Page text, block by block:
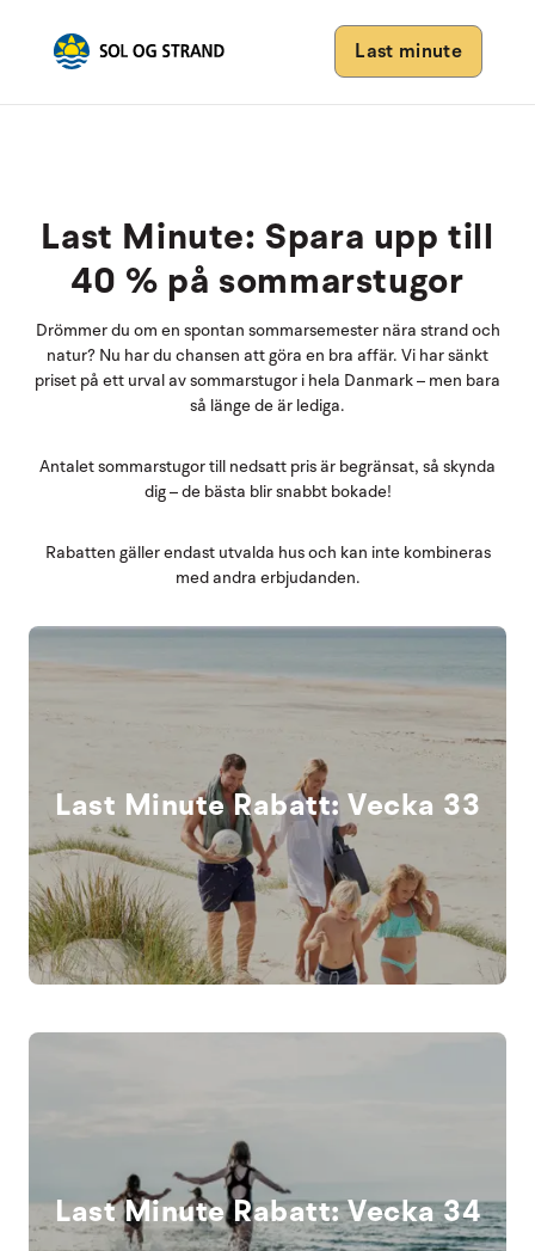
Last minute
Last Minute: Spara upp till
40 % på sommarstugor
Drömmer du om en spontan sommarsemester nära strand och
natur? Nu har du chansen att göra en bra affär. Vi har sänkt
priset på ett urval av sommarstugor i hela Danmark – men bara
så länge de är lediga.
Antalet sommarstugor till nedsatt pris är begränsat, så skynda
dig – de bästa blir snabbt bokade!
Rabatten gäller endast utvalda hus och kan inte kombineras
med andra erbjudanden.
Last Minute Rabatt: Vecka 33
Last Minute Rabatt: Vecka 34